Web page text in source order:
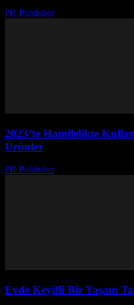
PR Publisher-
2023’te Hamilelikte
Ürünler
PR Publisher-
Evde Keyifli Bir Yaşam